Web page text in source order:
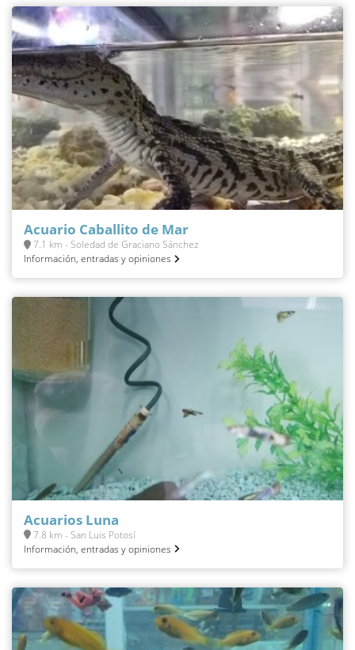
Acuario Caballito de Mar
7.1 km - Soledad de Graciano Sánchez
Información, entradas y opiniones
Acuarios Luna
7.8 km - San Luis Potosí
Información, entradas y opiniones